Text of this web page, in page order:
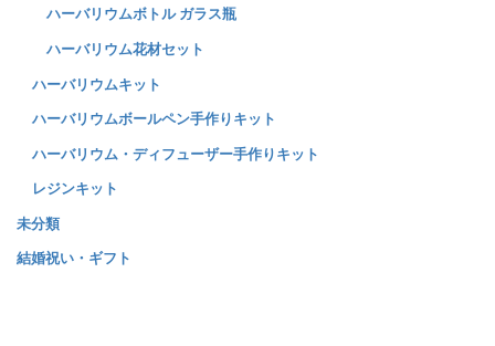
ハーバリウムボトル ガラス瓶
ハーバリウム花材セット
ハーバリウムキット
ハーバリウムボールペン手作りキット
ハーバリウム・ディフューザー手作りキット
レジンキット
未分類
結婚祝い・ギフト